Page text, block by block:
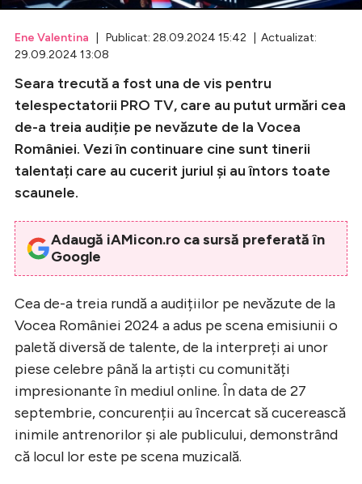
Ene Valentina | Publicat: 28.09.2024 15:42 | Actualizat:
29.09.2024 13:08
Seara trecută a fost una de vis pentru
telespectatorii PRO TV, care au putut urmări cea
de-a treia audiție pe nevăzute de la Vocea
României. Vezi în continuare cine sunt tinerii
talentați care au cucerit juriul și au întors toate
scaunele.
Adaugă iAMicon.ro ca sursă preferată în
Google
Cea de-a treia rundă a audițiilor pe nevăzute de la
Vocea României 2024 a adus pe scena emisiunii o
paletă diversă de talente, de la interpreți ai unor
piese celebre până la artiști cu comunități
impresionante în mediul online. În data de 27
septembrie, concurenții au încercat să cucerească
inimile antrenorilor și ale publicului, demonstrând
că locul lor este pe scena muzicală.